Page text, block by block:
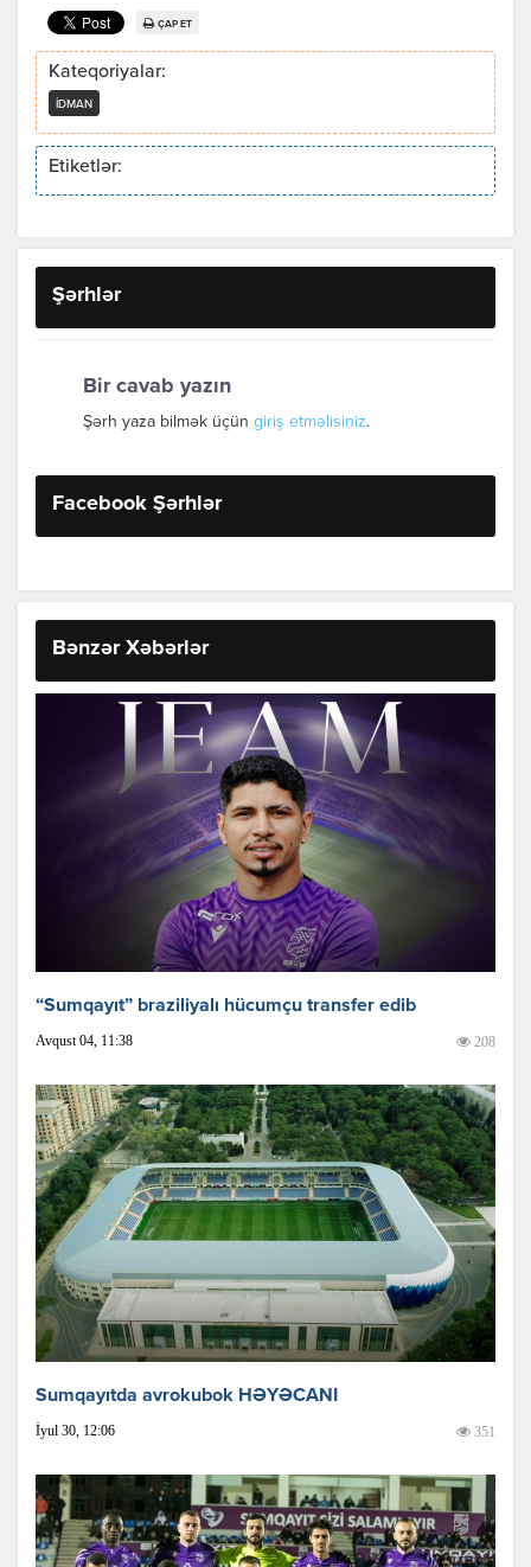
ÇAP ET
Kateqoriyalar:
İDMAN
Etiketlər:
Şərhlər
Bir cavab yazın
Şərh yaza bilmək üçün giriş etməlisiniz.
Facebook Şərhlər
Bənzər Xəbərlər
“Sumqayıt” braziliyalı hücumçu transfer edib
Avqust 04, 11:38 208
Sumqayıtda avrokubok HƏYƏCANI
İyul 30, 12:06 351